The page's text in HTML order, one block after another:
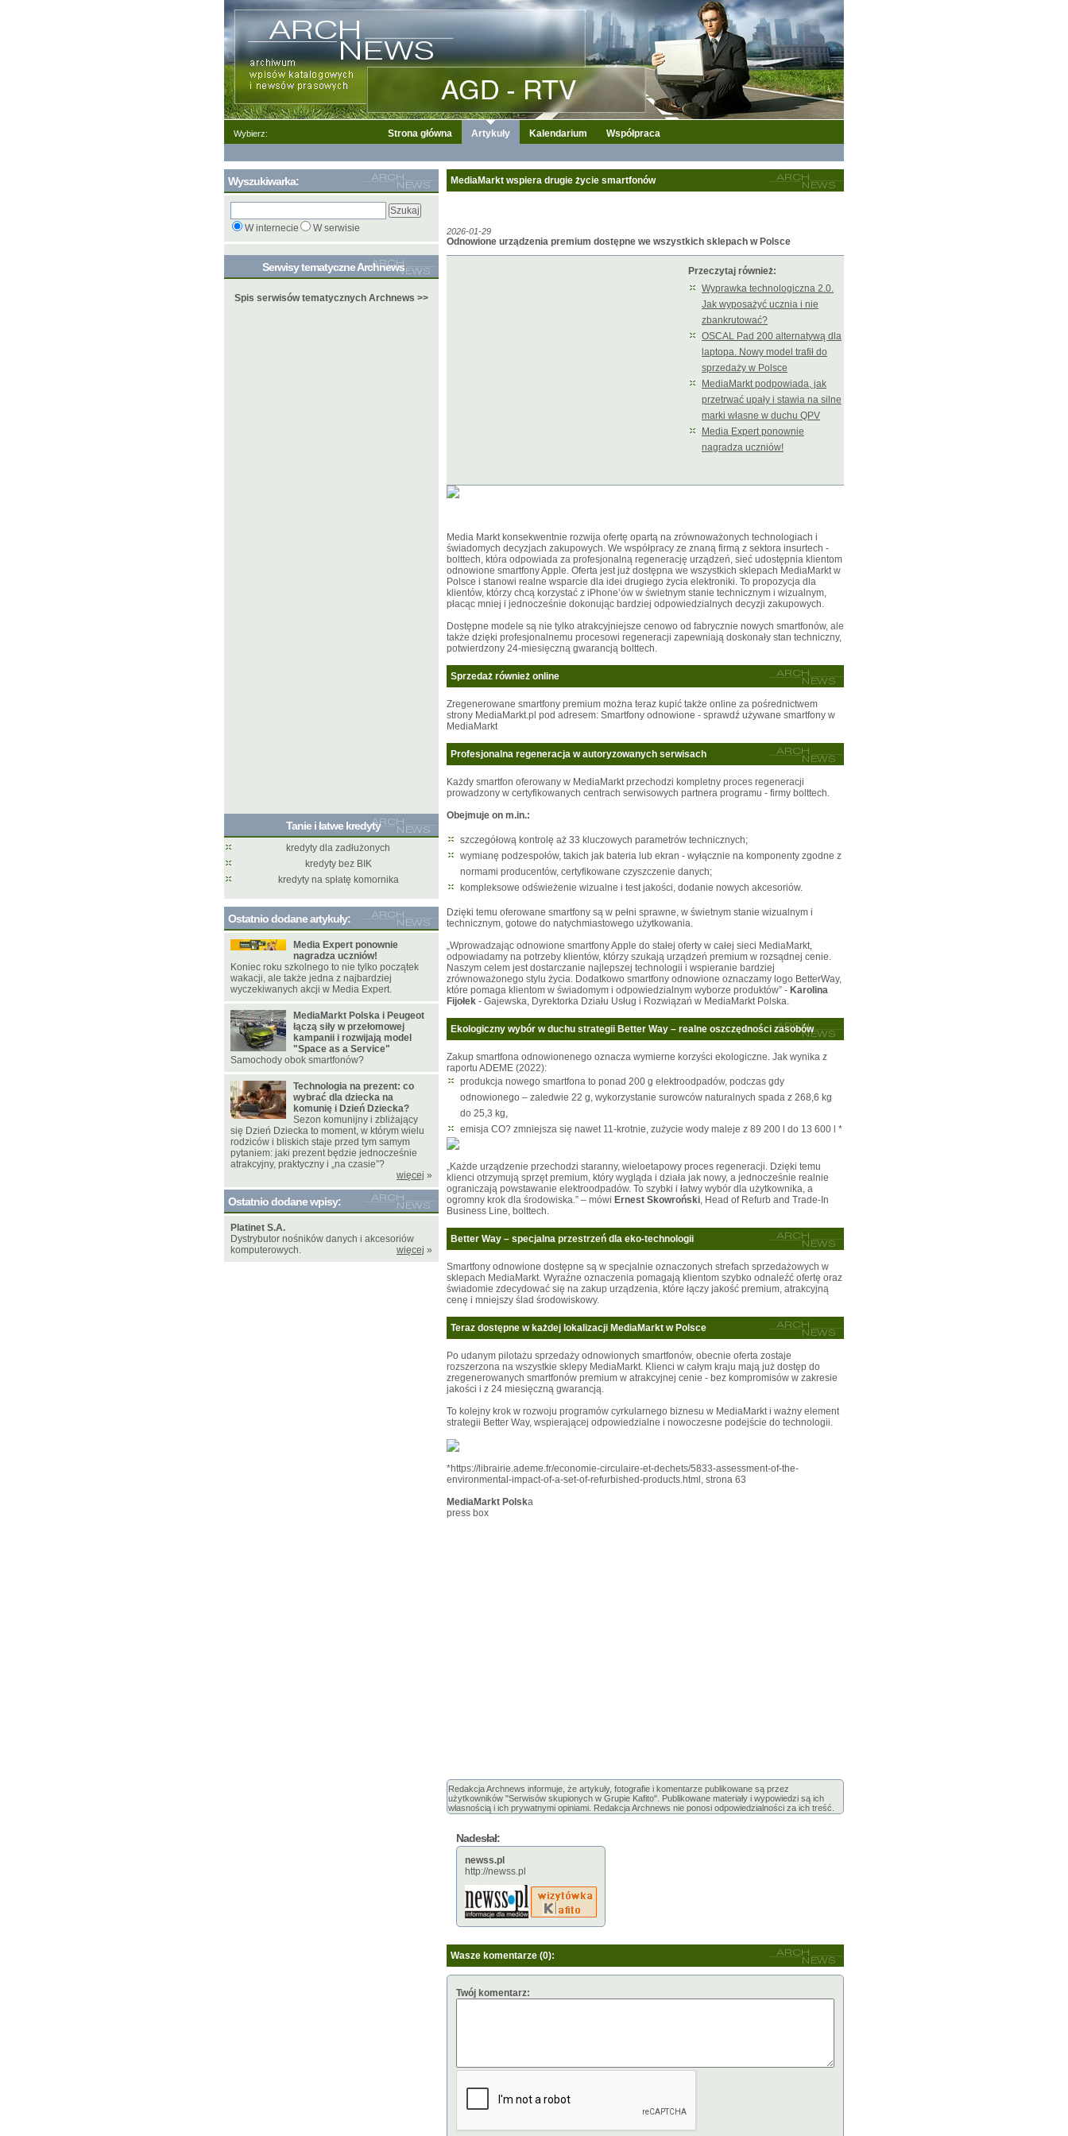
Wybierz: Strona główna Artykuły Kalendarium Współpraca
MediaMarkt wspiera drugie życie smartfonów
2026-01-29
Odnowione urządzenia premium dostępne we wszystkich sklepach w Polsce
Przeczytaj również:
Wyprawka technologiczna 2.0.
Jak wyposażyć ucznia i nie
zbankrutować?
OSCAL Pad 200 alternatywą dla
laptopa. Nowy model trafił do
sprzedaży w Polsce
MediaMarkt podpowiada, jak
przetrwać upały i stawia na silne
marki własne w duchu QPV
Media Expert ponownie
nagradza uczniów!
Media Markt konsekwentnie rozwija ofertę opartą na zrównoważonych technologiach i
świadomych decyzjach zakupowych. We współpracy ze znaną firmą z sektora insurtech -
bolttech, która odpowiada za profesjonalną regenerację urządzeń, sieć udostępnia klientom
odnowione smartfony Apple. Oferta jest już dostępna we wszystkich sklepach MediaMarkt w
Polsce i stanowi realne wsparcie dla idei drugiego życia elektroniki. To propozycja dla
klientów, którzy chcą korzystać z iPhone’ów w świetnym stanie technicznym i wizualnym,
płacąc mniej i jednocześnie dokonując bardziej odpowiedzialnych decyzji zakupowych.
Dostępne modele są nie tylko atrakcyjniejsze cenowo od fabrycznie nowych smartfonów, ale
także dzięki profesjonalnemu procesowi regeneracji zapewniają doskonały stan techniczny,
potwierdzony 24-miesięczną gwarancją bolttech.
Sprzedaż również online
Zregenerowane smartfony premium można teraz kupić także online za pośrednictwem
strony MediaMarkt.pl pod adresem: Smartfony odnowione - sprawdź używane smartfony w
MediaMarkt
Profesjonalna regeneracja w autoryzowanych serwisach
Każdy smartfon oferowany w MediaMarkt przechodzi kompletny proces regeneracji
prowadzony w certyfikowanych centrach serwisowych partnera programu - firmy bolttech.
Obejmuje on m.in.:
szczegółową kontrolę aż 33 kluczowych parametrów technicznych;
wymianę podzespołów, takich jak bateria lub ekran - wyłącznie na komponenty zgodne z
normami producentów, certyfikowane czyszczenie danych;
kompleksowe odświeżenie wizualne i test jakości, dodanie nowych akcesoriów.
Dzięki temu oferowane smartfony są w pełni sprawne, w świetnym stanie wizualnym i
technicznym, gotowe do natychmiastowego użytkowania.
„Wprowadzając odnowione smartfony Apple do stałej oferty w całej sieci MediaMarkt,
odpowiadamy na potrzeby klientów, którzy szukają urządzeń premium w rozsądnej cenie.
Naszym celem jest dostarczanie najlepszej technologii i wspieranie bardziej
zrównoważonego stylu życia. Dodatkowo smartfony odnowione oznaczamy logo BetterWay,
które pomaga klientom w świadomym i odpowiedzialnym wyborze produktów” - Karolina
Fijołek - Gajewska, Dyrektorka Działu Usług i Rozwiązań w MediaMarkt Polska.
Ekologiczny wybór w duchu strategii Better Way – realne oszczędności zasobów
Zakup smartfona odnowionenego oznacza wymierne korzyści ekologiczne. Jak wynika z
raportu ADEME (2022):
produkcja nowego smartfona to ponad 200 g elektroodpadów, podczas gdy
odnowionego – zaledwie 22 g, wykorzystanie surowców naturalnych spada z 268,6 kg
do 25,3 kg,
emisja CO? zmniejsza się nawet 11-krotnie, zużycie wody maleje z 89 200 l do 13 600 l *
„Każde urządzenie przechodzi staranny, wieloetapowy proces regeneracji. Dzięki temu
klienci otrzymują sprzęt premium, który wygląda i działa jak nowy, a jednocześnie realnie
ograniczają powstawanie elektroodpadów. To szybki i łatwy wybór dla użytkownika, a
ogromny krok dla środowiska.” – mówi Ernest Skowroński, Head of Refurb and Trade-In
Business Line, bolttech.
Better Way – specjalna przestrzeń dla eko-technologii
Smartfony odnowione dostępne są w specjalnie oznaczonych strefach sprzedażowych w
sklepach MediaMarkt. Wyraźne oznaczenia pomagają klientom szybko odnaleźć ofertę oraz
świadomie zdecydować się na zakup urządzenia, które łączy jakość premium, atrakcyjną
cenę i mniejszy ślad środowiskowy.
Teraz dostępne w każdej lokalizacji MediaMarkt w Polsce
Po udanym pilotażu sprzedaży odnowionych smartfonów, obecnie oferta zostaje
rozszerzona na wszystkie sklepy MediaMarkt. Klienci w całym kraju mają już dostęp do
zregenerowanych smartfonów premium w atrakcyjnej cenie - bez kompromisów w zakresie
jakości i z 24 miesięczną gwarancją.
To kolejny krok w rozwoju programów cyrkularnego biznesu w MediaMarkt i ważny element
strategii Better Way, wspierającej odpowiedzialne i nowoczesne podejście do technologii.
*https://librairie.ademe.fr/economie-circulaire-et-dechets/5833-assessment-of-the-
environmental-impact-of-a-set-of-refurbished-products.html, strona 63
MediaMarkt Polska
press box
Redakcja Archnews informuje, że artykuły, fotografie i komentarze publikowane są przez
użytkowników "Serwisów skupionych w Grupie Kafito". Publikowane materiały i wypowiedzi są ich
własnością i ich prywatnymi opiniami. Redakcja Archnews nie ponosi odpowiedzialności za ich treść.
Nadesłał:
newss.pl
http://newss.pl
Wasze komentarze (0):
Twój komentarz:
Wyszukiwarka:
W internecie W serwisie
Serwisy tematyczne Archnews
Spis serwisów tematycznych Archnews >>
Tanie i łatwe kredyty
kredyty dla zadłużonych
kredyty bez BIK
kredyty na spłatę komornika
Ostatnio dodane artykuły:
Media Expert ponownie
nagradza uczniów!
Koniec roku szkolnego to nie tylko początek
wakacji, ale także jedna z najbardziej
wyczekiwanych akcji w Media Expert.
MediaMarkt Polska i Peugeot
łączą siły w przełomowej
kampanii i rozwijają model
"Space as a Service"
Samochody obok smartfonów?
Technologia na prezent: co
wybrać dla dziecka na
komunię i Dzień Dziecka?
Sezon komunijny i zbliżający
się Dzień Dziecka to moment, w którym wielu
rodziców i bliskich staje przed tym samym
pytaniem: jaki prezent będzie jednocześnie
atrakcyjny, praktyczny i „na czasie”?
więcej »
Ostatnio dodane wpisy:
Platinet S.A.
Dystrybutor nośników danych i akcesoriów
komputerowych.
więcej »